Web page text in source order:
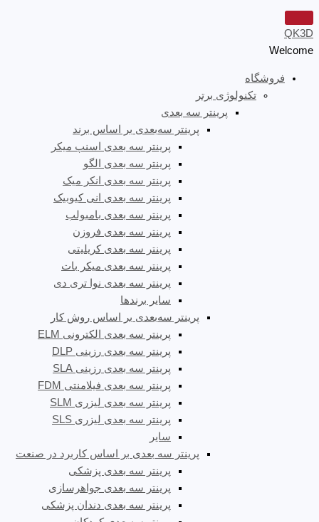
QK3D
Welcome
فروشگاه
تکنولوژی برتر
پرینتر سه‌ بعدی
پرینتر سه‌بعدی بر اساس برند
پرینتر سه بعدی اسنپ میکر
پرینتر سه بعدی الگو
پرینتر سه بعدی انکر میک
پرینتر سه بعدی انی کیوبیک
پرینتر سه بعدی بامبولب
پرینتر سه بعدی فروزن
پرینتر سه بعدی کریلیتی
پرینتر سه بعدی میکر بات
پرینتر سه بعدی نوا تری دی
سایر برندها
پرینتر سه‌بعدی بر اساس روش کار
پرینتر سه بعدی الکترونی ELM
پرینتر سه بعدی رزینی DLP
پرینتر سه بعدی رزینی SLA
پرینتر سه بعدی فیلامنتی FDM
پرینتر سه بعدی لیزری SLM
پرینتر سه بعدی لیزری SLS
سایر
پرینتر سه بعدی بر اساس کاربرد در صنعت
پرینتر سه بعدی پزشکی
پرینتر سه بعدی جواهرسازی
پرینتر سه بعدی دندان پزشکی